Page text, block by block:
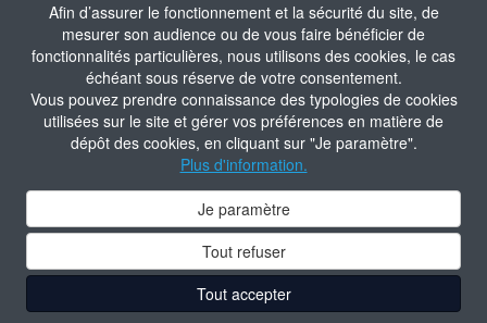
Afin d’assurer le fonctionnement et la sécurité du site, de
mesurer son audience ou de vous faire bénéficier de
fonctionnalités particulières, nous utilisons des cookies, le cas
échéant sous réserve de votre consentement.
Vous pouvez prendre connaissance des typologies de cookies
utilisées sur le site et gérer vos préférences en matière de
dépôt des cookies, en cliquant sur "Je paramètre".
Plus d'information.
Je paramètre
Tout refuser
Tout accepter